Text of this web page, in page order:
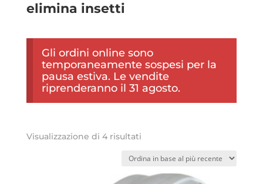
elimina insetti
Gli ordini online sono
temporaneamente sospesi per la
pausa estiva. Le vendite
riprenderanno il 31 agosto.
Visualizzazione di 4 risultatiOrdina
base